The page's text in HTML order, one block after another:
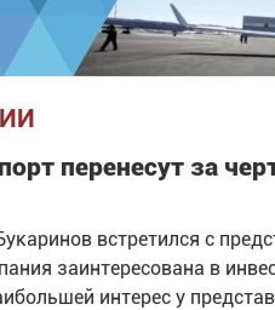
перенесут за
встретился с
заинтересована в
интерес у